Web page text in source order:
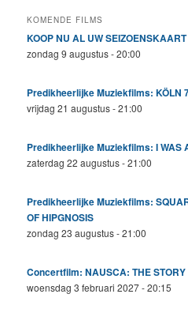
KOMENDE FILMS
KOOP NU AL UW
zondag 9 augustus - 20:00
Predikheerlijke Muziekfilms: KÖLN
vrijdag 21 augustus - 21:00
Predikheerlijke Muziekfilms: I WAS
zaterdag 22 augustus - 21:00
Predikheerlijke Muziekfilms:
OF HIPGNOSIS
zondag 23 augustus - 21:00
Concertfilm: NAUSCA: THE STORY
woensdag 3 februari 2027 - 20:15